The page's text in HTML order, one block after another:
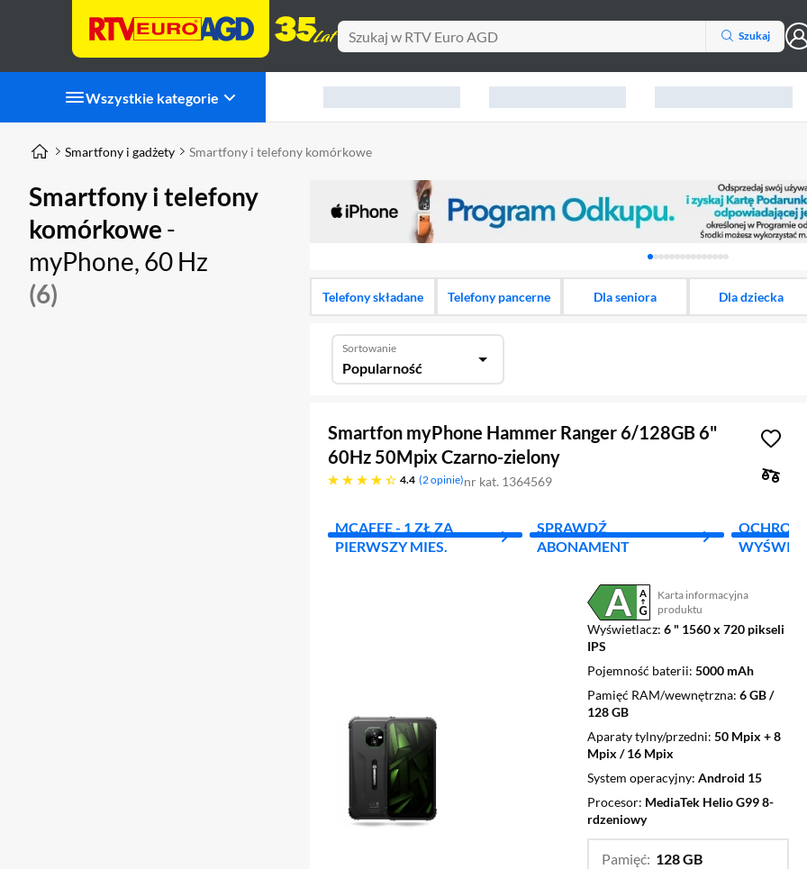
Szukaj
Wszystkie kategorie
Karuzela z banerami,
Smartfony i gadżety Smartfony i telefony komórkowe
Smartfony i telefony
komórkowe -
myPhone, 60 Hz
(6)
Telefony składane Telefony pancerne Dla seniora Dla dziecka
Sortowanie
Popularność
Smartfon myPhone Hammer Ranger 6/128GB 6"
60Hz 50Mpix Czarno-zielony
4.4
4.4 gwiazdek 2 opinie nr kat. 1364569
MCAFEE - 1 ZŁ ZA
PIERWSZY MIES.
SPRAWDŹ
ABONAMENT
OCHRONA
Karta informacyjna
produktu
Plik w formacie pdf
(otworzy się w nowym oknie)
Wyświetlacz 6 " 1560 x 720 pikseli
IPS
Pojemność baterii 5000 mAh
Pamięć RAM/wewnętrzna 6 GB /
128 GB
Aparaty tylny/przedni 50 Mpix + 8
Mpix / 16 Mpix
System operacyjny Android 15
Procesor MediaTek Helio G99 8-
rdzeniowy
Pamięć: 128 GB